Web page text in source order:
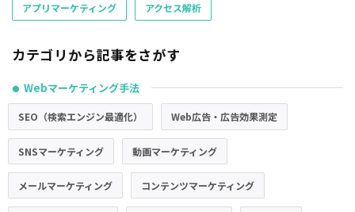
アプリマーケティング アクセス解析
カテゴリから記事をさがす
● Webマーケティング手法
SEO（検索エンジン最適化） Web広告・広告効果測定
SNSマーケティング 動画マーケティング
メールマーケティング コンテンツマーケティング